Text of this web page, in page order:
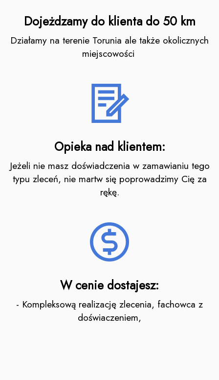
Dojeżdzamy do klienta do 50 km
Działamy na terenie Torunia ale także okolicznych
miejscowości
Opieka nad klientem:
Jeżeli nie masz doświadczenia w zamawianiu tego
typu zleceń, nie martw się poprowadzimy Cię za
rękę.
W cenie dostajesz:
- Kompleksową realizację zlecenia, fachowca z
doświaczeniem,